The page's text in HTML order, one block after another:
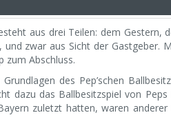
aus drei Teilen: dem Gestern,
zwar aus Sicht der Gastgeber.
zum Abschluss.
des Pep’schen
dazu das Ballbesitzspiel von
zuletzt hatten, waren